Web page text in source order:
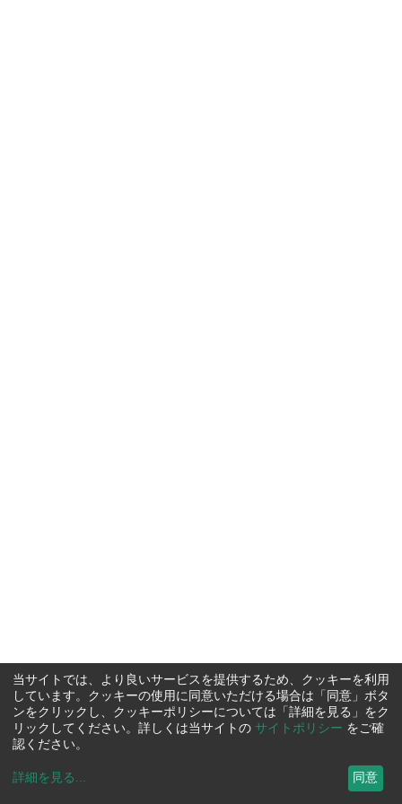
当サイトでは、より良いサービスを提供するため、クッキーを利用
しています。クッキーの使用に同意いただける場合は「同意」ボタ
ンをクリックし、クッキーポリシーについては「詳細を見る」をク
リックしてください。詳しくは当サイトの サイトポリシー をご確
認ください。
詳細を見る ... 同意